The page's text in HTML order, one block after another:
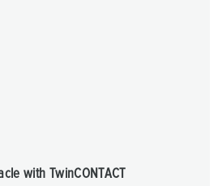
with TwinCONTACT